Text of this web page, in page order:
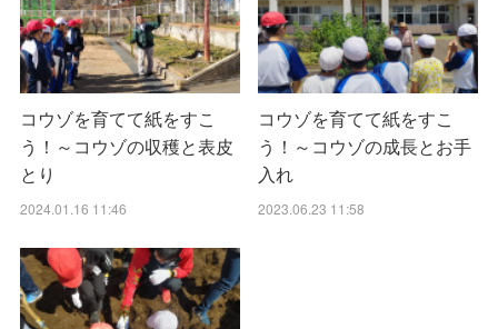
コウゾを育てて紙をすこ
う！～コウゾの収穫と表皮
とり
2024.01.16 11:46
コウゾを育てて紙をすこ
う！～コウゾの成長とお手
入れ
2023.06.23 11:58